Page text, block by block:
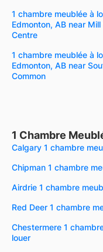
1 chambre meublée à
Edmonton, AB near
Centre
1 chambre meublée à
Edmonton, AB near
Common
1 Chambre
Calgary 1 chambre
Chipman 1 chambre
Airdrie 1 chambre
Red Deer 1 chambre
Chestermere 1
louer